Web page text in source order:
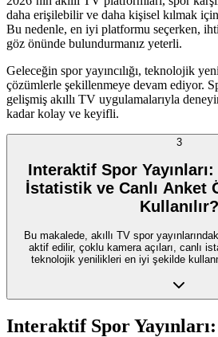
daha erişilebilir ve daha kişisel kılmak
Bu nedenle, en iyi platformu seçerken,
göz önünde bulundurmanız yeterli.
Geleceğin spor yayıncılığı, teknolojik
çözümlerle şekillenmeye devam ediyor.
gelişmiş akıllı TV uygulamalarıyla
kadar kolay ve keyifli.
3
Interaktif Spor
İstatistik ve Canlı Anket
Kullanılır?
Bu makalede, akıllı TV spor
aktif edilir, çoklu kamera açıları, canlı
teknolojik yenilikleri en iyi şekilde
Interaktif Spor